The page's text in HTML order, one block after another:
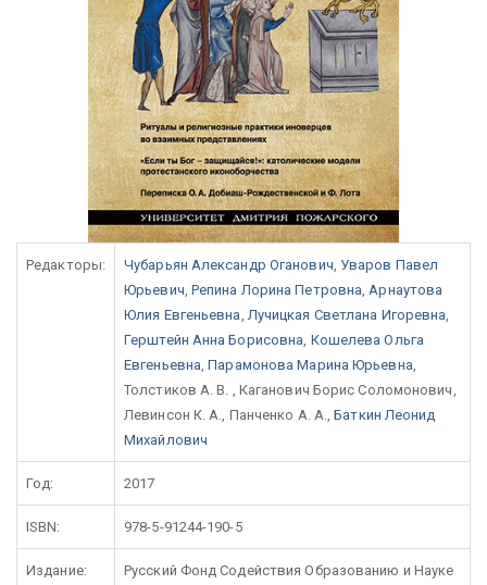
Редакторы: Чубарьян Александр Оганович Уваров Павел
Юрьевич Репина Лорина Петровна Арнаутова
Юлия Евгеньевна Лучицкая Светлана Игоревна
Герштейн Анна Борисовна Кошелева Ольга
Евгеньевна ,Парамонова Марина Юрьевна
Толстиков А. В. , Каганович Борис Соломонович,
Левинсон К. А., Панченко А. А.,Баткин Леонид
Михайлович
Год: 2017
ISBN: 978-5-91244-190-5
Издание: Русский Фонд Содействия Образованию и Науке